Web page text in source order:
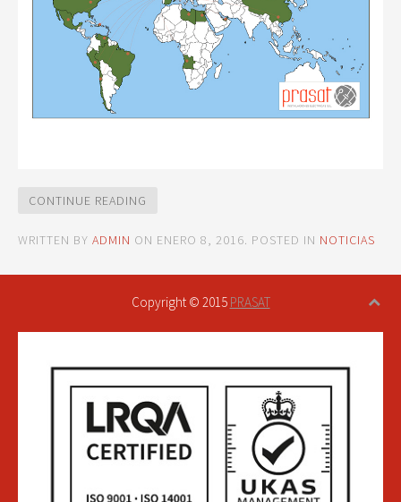
CONTINUE READING
WRITTEN BY ADMIN ON ENERO 8, 2016. POSTED IN NOTICIAS
Copyright © 2015 PRASAT